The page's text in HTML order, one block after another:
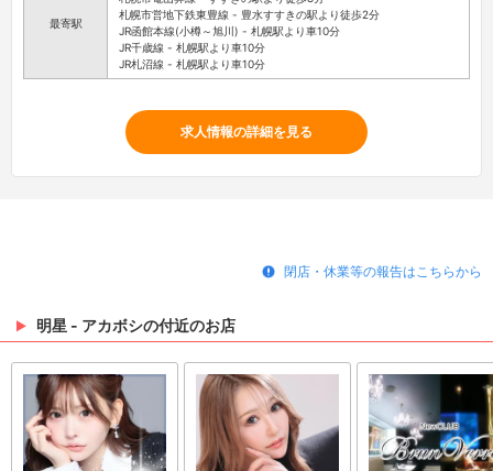
最寄駅
札幌市営地下鉄東豊線 - 豊水すすきの駅より徒歩2分
JR函館本線(小樽～旭川) - 札幌駅より車10分
JR千歳線 - 札幌駅より車10分
JR札沼線 - 札幌駅より車10分
求人情報の詳細を見る
閉店・休業等の報告はこちらから
明星 - アカボシの付近のお店